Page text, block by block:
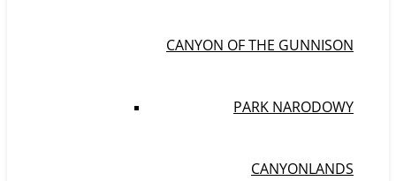
CANYON OF THE GUNNISON
PARK NARODOWY
CANYONLANDS